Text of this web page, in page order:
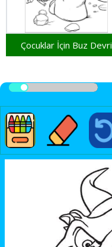
Çocuklar İçin Buz Devri